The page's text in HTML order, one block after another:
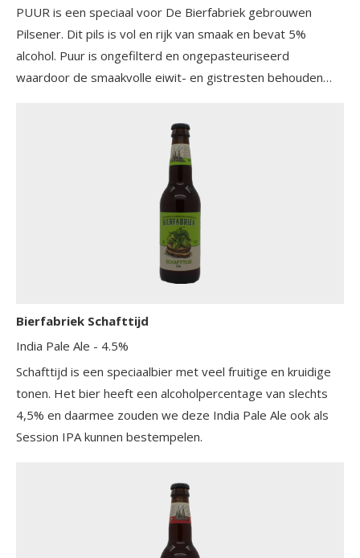
PUUR is een speciaal voor De Bierfabriek gebrouwen
Pilsener. Dit pils is vol en rijk van smaak en bevat 5%
alcohol. Puur is ongefilterd en ongepasteuriseerd
waardoor de smaakvolle eiwit- en gistresten behouden
Bierfabriek Schafttijd
India Pale Ale - 4.5%
Schafttijd is een speciaalbier met veel fruitige en kruidige
tonen. Het bier heeft een alcoholpercentage van slechts
4,5% en daarmee zouden we deze India Pale Ale ook als
Session IPA kunnen bestempelen.